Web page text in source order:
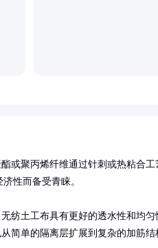
或聚丙烯纤维通过针刺或热粘合
性而备受青睐。
纺土工布具有更好的透水性和均
简单的隔离层扩展到复杂的加筋结